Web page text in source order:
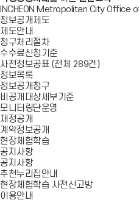
INCHEON Metropolitan City Office
정보공개제도
제도안내
청구처리절차
수수료신청기준
사전정보공표 (전체 289건)
정보목록
정보공개청구
비공개대상세부기준
모니터링단운영
재정공개
계약정보공개
현장체험학습
공지사항
공지사항
추천누리집안내
현장체험학습 사전신고방
이용안내